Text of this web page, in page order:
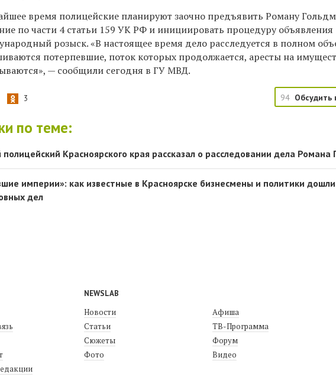
время полицейские планируют заочно предъявить Роману
по части 4 статьи 159 УК РФ и инициировать процедуру объявления
розыск. «В настоящее время дело расследуется в полном
потерпевшие, поток которых продолжается, аресты на
— сообщили сегодня в ГУ МВД.
3 94 Обсудить
по теме:
полицейский Красноярского края рассказал о расследовании дела Романа
империи»: как известные в Красноярске бизнесмены и политики дошли
дел
NEWSLAB
Новости
Статьи
Сюжеты
Фото
Афиша
ТВ-Программа
Форум
Видео